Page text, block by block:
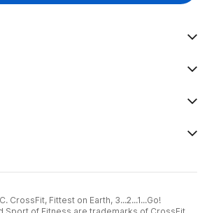
CrossFit, Fittest on Earth, 3...2...1...Go!